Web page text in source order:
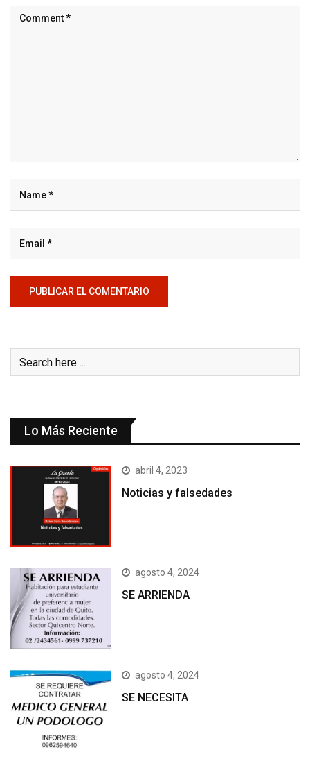
Lo Más Reciente
abril 4, 2023
Noticias y falsedades
agosto 4, 2024
SE ARRIENDA
agosto 4, 2024
SE NECESITA